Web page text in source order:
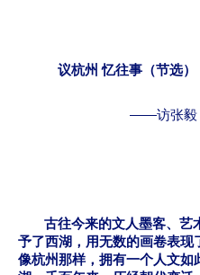
议杭州 忆往事（节选）
——访张毅
古往今来的文人墨客、艺
予了西湖，用无数的画卷表
像杭州那样，拥有一个人文